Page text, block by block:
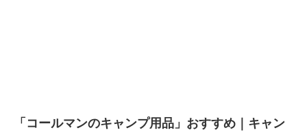
「コールマンのキャンプ用品」おすすめ｜キャン